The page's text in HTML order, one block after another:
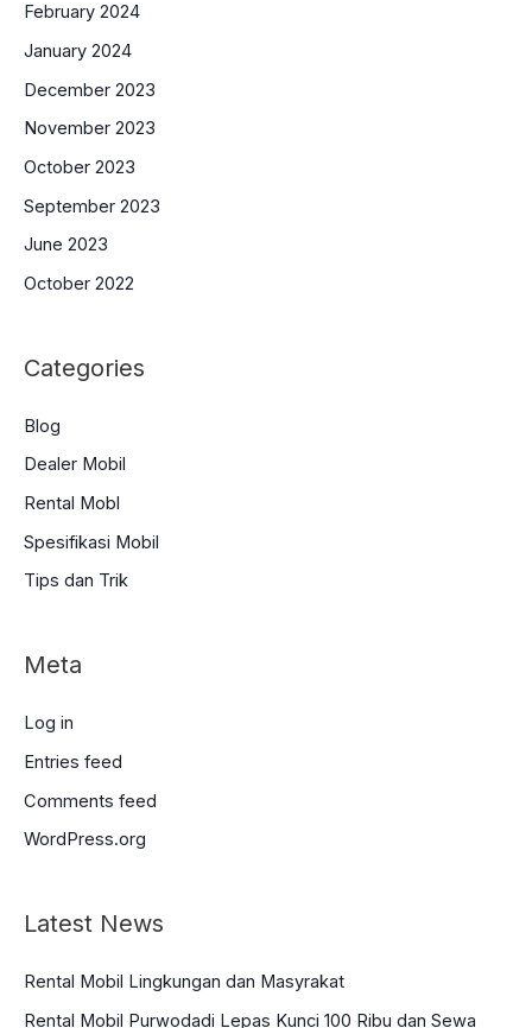
February 2024
January 2024
December 2023
November 2023
October 2023
September 2023
June 2023
October 2022
Categories
Blog
Dealer Mobil
Rental Mobl
Spesifikasi Mobil
Tips dan Trik
Meta
Log in
Entries feed
Comments feed
WordPress.org
Latest News
Rental Mobil Lingkungan dan Masyrakat
Rental Mobil Purwodadi Lepas Kunci 100 Ribu dan Sewa